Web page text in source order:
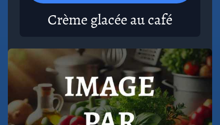
Crème glacée au café